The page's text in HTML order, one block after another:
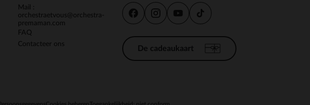
Mail :
orchestraetvous@orchestra-
premaman.com
FAQ
Contacteer ons
De cadeaukaart